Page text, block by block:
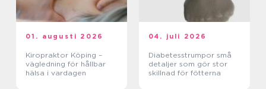
01. augusti 2026
Kiropraktor Köping –
vägledning för hållbar
hälsa i vardagen
04. juli 2026
Diabetesstrumpor små
detaljer som gör stor
skillnad för fötterna